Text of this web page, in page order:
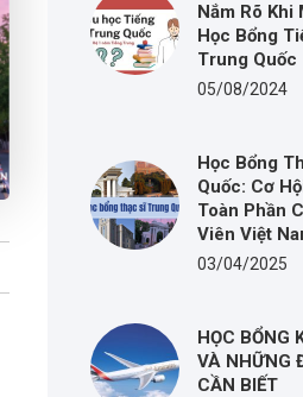
Nắm Rõ Khi
Học Bổng
Trung Quốc
05/08/2024
Học Bổng
Quốc: Cơ
Toàn Phần
Viên Việt
03/04/2025
HỌC BỔNG
VÀ NHỮNG
CẦN BIẾT